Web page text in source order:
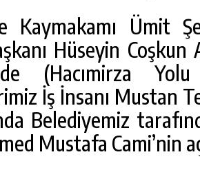
Kaymakamı Ümit
Hüseyin
(Hacımirza
İş İnsanı Mustan
Belediyemiz
Mustafa Cami’nin
KIZ KUR’AN KURSU
DARENDE GEZISI.